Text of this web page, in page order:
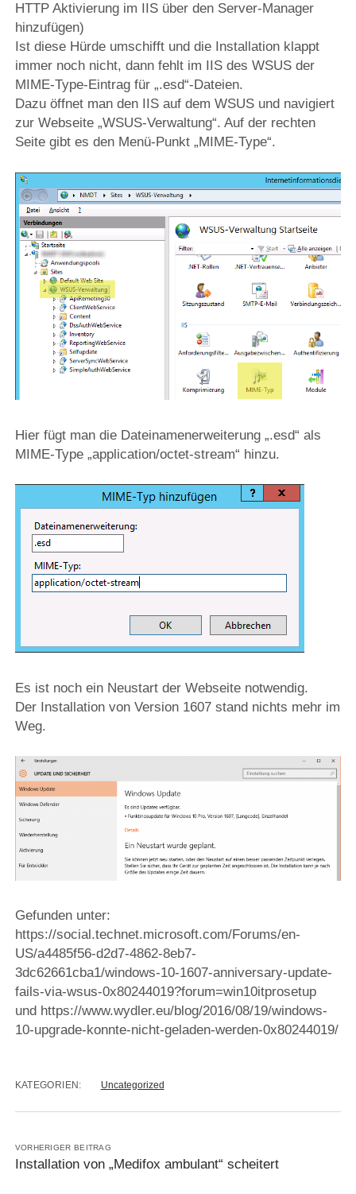
HTTP Aktivierung im IIS über den Server-Manager
hinzufügen)
Ist diese Hürde umschifft und die Installation klappt
immer noch nicht, dann fehlt im IIS des WSUS der
MIME-Type-Eintrag für „.esd“-Dateien.
Dazu öffnet man den IIS auf dem WSUS und navigiert
zur Webseite „WSUS-Verwaltung“. Auf der rechten
Seite gibt es den Menü-Punkt „MIME-Type“.
Hier fügt man die Dateinamenerweiterung „.esd“ als
MIME-Type „application/octet-stream“ hinzu.
Es ist noch ein Neustart der Webseite notwendig.
Der Installation von Version 1607 stand nichts mehr im
Weg.
Gefunden unter:
https://social.technet.microsoft.com/Forums/en-
US/a4485f56-d2d7-4862-8eb7-
3dc62661cba1/windows-10-1607-anniversary-update-
fails-via-wsus-0x80244019?forum=win10itprosetup
und https://www.wydler.eu/blog/2016/08/19/windows-
10-upgrade-konnte-nicht-geladen-werden-0x80244019/
KATEGORIEN: Uncategorized
VORHERIGER BEITRAG
Installation von „Medifox ambulant“ scheitert